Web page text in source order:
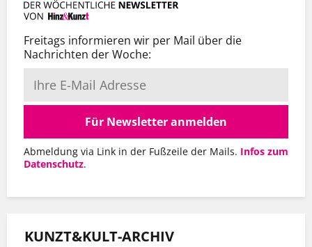
Freitags informieren wir per Mail über die
Nachrichten der Woche:
Für Newsletter anmelden
Abmeldung via Link in der Fußzeile der Mails. Infos zum
Datenschutz.
KUNZT&KULT-ARCHIV